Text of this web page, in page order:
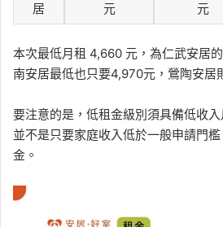
居
元
元
本次最低月租 4,660 元，為仁武安居
南安居最低也只要4,970元，鶯陶安居
要注意的是，低租金級別須具備低收入
並不是只要家庭收入低於一般申請門
金。